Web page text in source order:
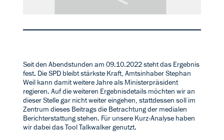
Seit den Abendstunden am 09.10.2022 steht das Ergebnis
fest. Die SPD bleibt stärkste Kraft, Amtsinhaber Stephan
Weil kann damit weitere Jahre als Ministerpräsident
regieren. Auf die weiteren Ergebnisdetails möchten wir an
dieser Stelle gar nicht weiter eingehen, stattdessen soll im
Zentrum dieses Beitrags die Betrachtung der medialen
Berichterstattung stehen. Für unsere Kurz-Analyse haben
wir dabei das Tool Talkwalker genutzt.